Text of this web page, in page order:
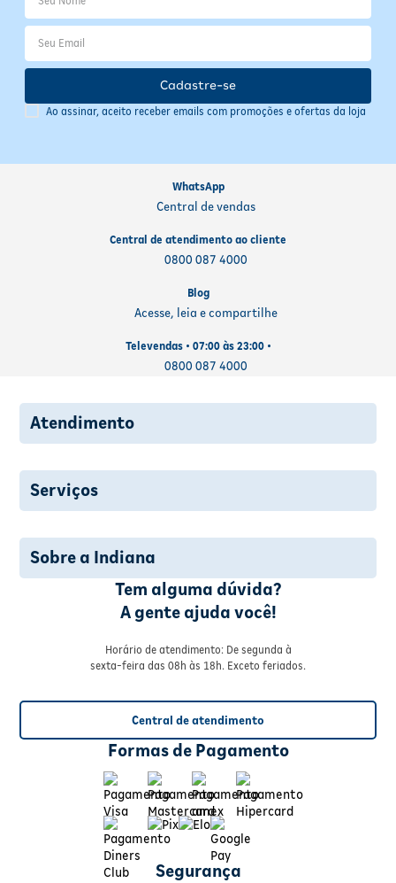
Conservação e Armazenamento
Armazene em temperatura ambiente, em local fresco e seco, longe
da luz solar direta. Verifique o prazo de validade na embalagem
antes do uso. Após aberto, ofereça o conteúdo imediatamente para
garantir frescor e qualidade. Descarte a embalagem conforme as
Ao assinar, aceito receber emails com promoções e ofertas da loja
Cadastre-se
WhatsApp
Central de vendas
Central de atendimento ao cliente
0800 087 4000
Blog
Acesse, leia e compartilhe
Televendas • 07:00 às 23:00 •
0800 087 4000
Atendimento
Serviços
Sobre a Indiana
Tem alguma dúvida?
A gente ajuda você!
Horário de atendimento: De segunda à
sexta-feira das 08h às 18h. Exceto feriados.
Central de atendimento
Formas de Pagamento
Segurança